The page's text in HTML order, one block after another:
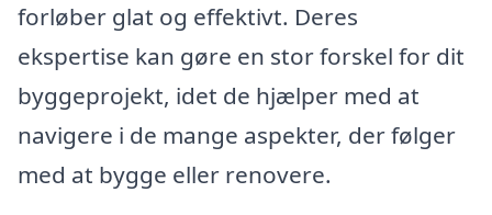
forløber glat og effektivt. Deres
ekspertise kan gøre en stor forskel for dit
byggeprojekt, idet de hjælper med at
navigere i de mange aspekter, der følger
med at bygge eller renovere.